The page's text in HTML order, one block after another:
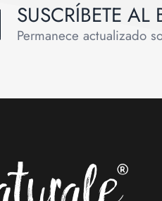
SUSCRÍBETE AL
Permanece actualizado